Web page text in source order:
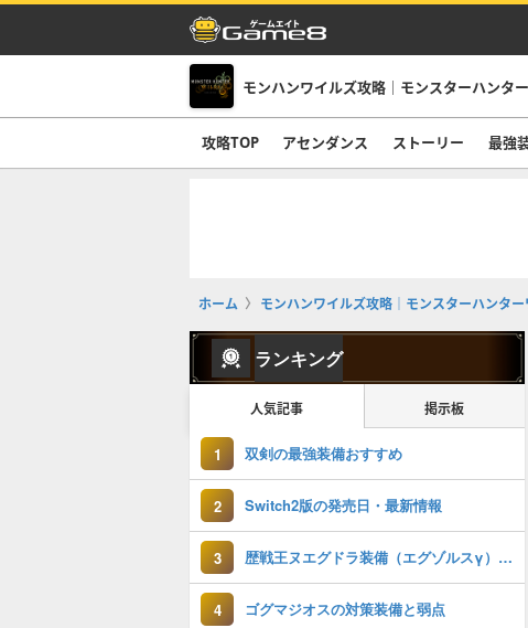
モンハンワイルズ攻略｜モンスターハンタ
攻略TOP アセンダンス ストーリー 最強
ホーム モンハンワイルズ攻略｜モンスターハンタ
ランキング
人気記事 掲示板
1 双剣の最強装備おすすめ
2 Switch2版の発売日・最新情報
3 歴戦王ヌエグドラ装備（エグゾルスγ）のスキルと性能
4 ゴグマジオスの対策装備と弱点